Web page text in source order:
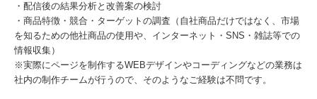
・配信後の結果分析と改善案の検討
・商品特徴・競合・ターゲットの調査（自社商品だけではなく、市場
を知るための他社商品の使用や、インターネット・SNS・雑誌等での
情報収集）
※実際にページを制作するWEBデザインやコーディングなどの業務は
社内の制作チームが行うので、そのようなご経験は不問です。